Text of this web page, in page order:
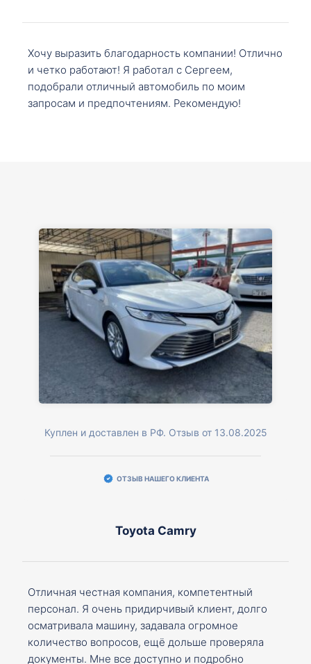
Хочу выразить благодарность компании! Отлично
и четко работают! Я работал с Сергеем,
подобрали отличный автомобиль по моим
запросам и предпочтениям. Рекомендую!
Куплен и доставлен в РФ. Отзыв от 13.08.2025
ОТЗЫВ НАШЕГО КЛИЕНТА
Toyota Camry
Отличная честная компания, компетентный
персонал. Я очень придирчивый клиент, долго
осматривала машину, задавала огромное
количество вопросов, ещё дольше проверяла
документы. Мне все доступно и подробно